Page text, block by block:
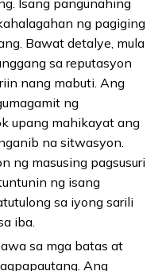
ng pagiging
Bawat detalye, mula
sa reputasyon
nang mabuti. Ang
ng
upang mahikayat ang
na sitwasyon.
ng masusing pagsusuri
ng isang
sa iyong sarili
iba.
sa mga batas at
Ang